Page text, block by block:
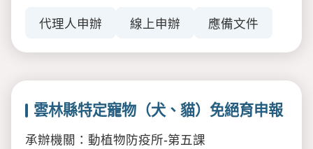
代理人申辦 線上申辦 應備文件
雲林縣特定寵物（犬、貓）免絕育申報
承辦機關：動植物防疫所-第五課